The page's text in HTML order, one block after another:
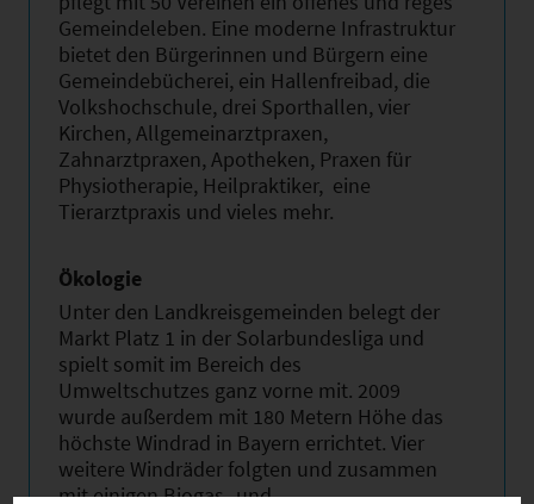
Gemeindeleben. Eine moderne Infrastruktur
bietet den Bürgerinnen und Bürgern eine
Gemeindebücherei, ein Hallenfreibad, die
Volkshochschule, drei Sporthallen, vier
Kirchen, Allgemeinarztpraxen,
Zahnarztpraxen, Apotheken, Praxen für
Physiotherapie, Heilpraktiker, eine
Tierarztpraxis und vieles mehr.
Ökologie
Unter den Landkreisgemeinden belegt der
Markt Platz 1 in der Solarbundesliga und
spielt somit im Bereich des
Umweltschutzes ganz vorne mit. 2009
wurde außerdem mit 180 Metern Höhe das
höchste Windrad in Bayern errichtet. Vier
weitere Windräder folgten und zusammen
mit einigen Biogas- und